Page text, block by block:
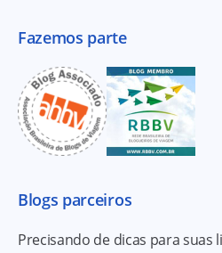
Fazemos parte
Blogs parceiros
Precisando de dicas para suas